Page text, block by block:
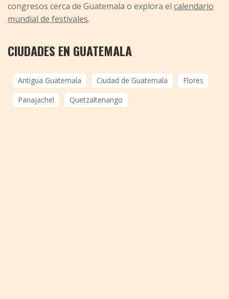
congresos cerca de Guatemala o explora el calendario
mundial de festivales.
CIUDADES EN GUATEMALA
Antigua Guatemala Ciudad de Guatemala
Flores
Panajachel
Quetzaltenango